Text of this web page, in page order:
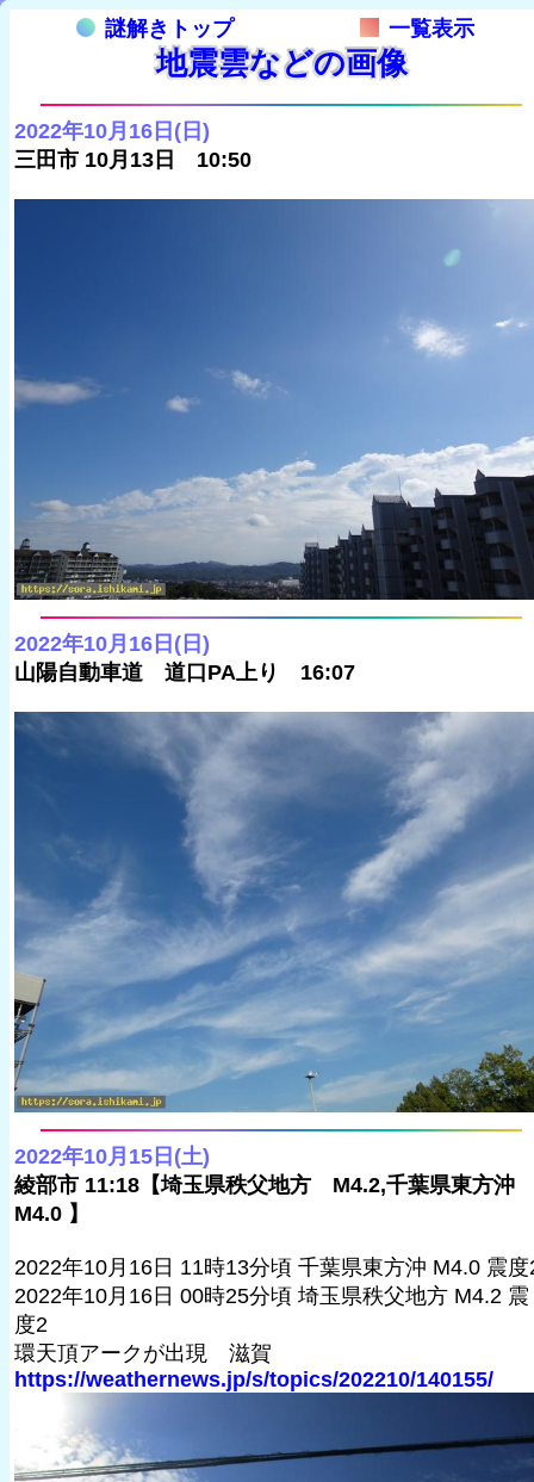
謎解きトップ 一覧表示
地震雲などの画像
2022年10月16日(日)
三田市 10月13日 10:50
2022年10月16日(日)
山陽自動車道 道口PA上り 16:07
2022年10月15日(土)
綾部市 11:18【埼玉県秩父地方 M4.2,千葉県東方沖
M4.0 】
2022年10月16日 11時13分頃 千葉県東方沖 M4.0 震度
2022年10月16日 00時25分頃 埼玉県秩父地方 M4.2 震
度2
環天頂アークが出現 滋賀
https://weathernews.jp/s/topics/202210/140155/